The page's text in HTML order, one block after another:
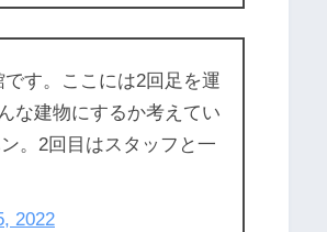
す。ここには2回足を運
な建物にするか考えてい
。2回目はスタッフと一
2022